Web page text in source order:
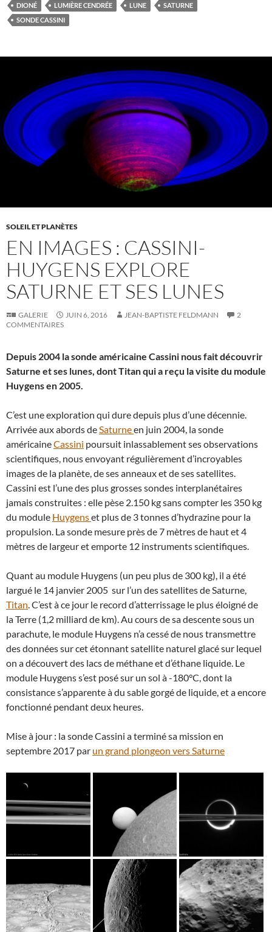
DIONÉ LUMIÈRE CENDRÉE LUNE
SATURNE
SONDE CASSINI
SOLEIL ET PLANÈTES
EN IMAGES : CASSINI-
HUYGENS EXPLORE
SATURNE ET SES LUNES
GALERIE JUIN 6, 2016 JEAN-BAPTISTE FELDMANN
2
COMMENTAIRES
Depuis 2004 la sonde américaine Cassini nous fait découvrir
Saturne et ses lunes, dont Titan qui a reçu la visite du module
Huygens en 2005.
C’est une exploration qui dure depuis plus d’une décennie.
Arrivée aux abords deSaturneen juin 2004, la sonde
américaineCassini poursuit inlassablement ses observations
scientifiques, nous envoyant régulièrement d’incroyables
images de la planète, de ses anneaux et de ses satellites.
Cassini est l’une des plus grosses sondes interplanétaires
jamais construites : elle pèse 2.150 kg sans compter les 350 kg
du module Huygenset plus de 3 tonnes d’hydrazine pour la
propulsion. La sonde mesure près de 7 mètres de haut et 4
mètres de largeur et emporte 12 instruments scientifiques.
Quant au module Huygens (un peu plus de 300 kg), il a été
largué le 14 janvier 2005 sur l’un des satellites de Saturne,
Titan. C’est à ce jour le record d’atterrissage le plus éloigné de
la Terre (1,2 milliard de km). Au cours de sa descente sous un
parachute, le module Huygens n’a cessé de nous transmettre
des données sur cet étonnant satellite naturel glacé sur lequel
on a découvert des lacs de méthane et d’éthane liquide. Le
module Huygens s’est posé sur un sol à -180°C, dont la
consistance s’apparente à du sable gorgé de liquide, et a encore
fonctionné pendant deux heures.
Mise à jour : la sonde Cassini a terminé sa mission en
septembre 2017 par un grand plongeon vers Saturne